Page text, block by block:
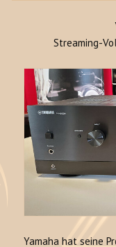
Streaming-
Yamaha hat seine